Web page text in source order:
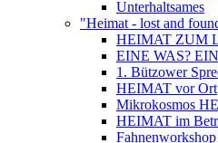
Unterhaltsames
"Heimat - lost and
HEIMAT ZUM
EINE WAS?
1. Bützower
HEIMAT vor Ort
Mikrokosmos
HEIMAT im
Fahnenworkshop